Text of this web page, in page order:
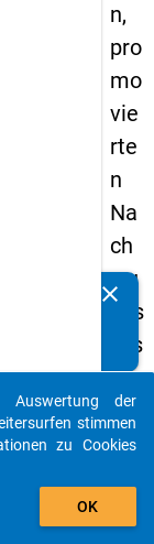
n,
pro
mo
vie
rte
n
Na
ch
wu
chs
wis
sen
sch
aftl
clear
auto_stories
add_shopping_cart
Auswertung der
stimmen
zu Cookies
OK